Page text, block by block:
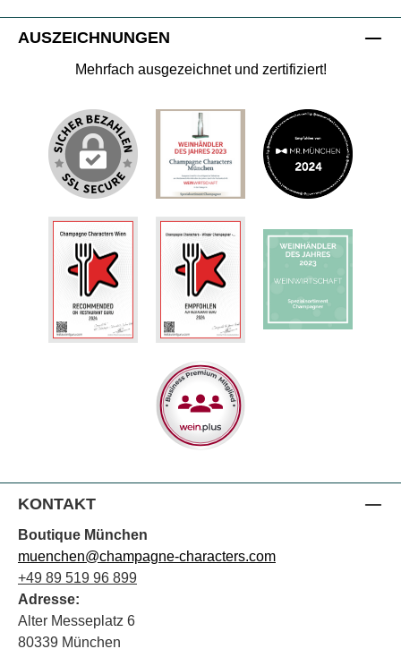
AUSZEICHNUNGEN
Mehrfach ausgezeichnet und zertifiziert!
KONTAKT
Boutique München
muenchen@champagne-characters.com
+49 89 519 96 899
Adresse:
Alter Messeplatz 6
80339 München